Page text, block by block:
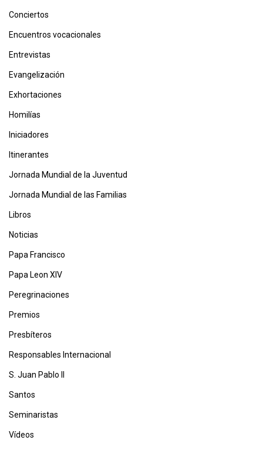
Conciertos
Encuentros vocacionales
Entrevistas
Evangelización
Exhortaciones
Homilías
Iniciadores
Itinerantes
Jornada Mundial de la Juventud
Jornada Mundial de las Familias
Libros
Noticias
Papa Francisco
Papa Leon XIV
Peregrinaciones
Premios
Presbíteros
Responsables Internacional
S. Juan Pablo II
Santos
Seminaristas
Vídeos